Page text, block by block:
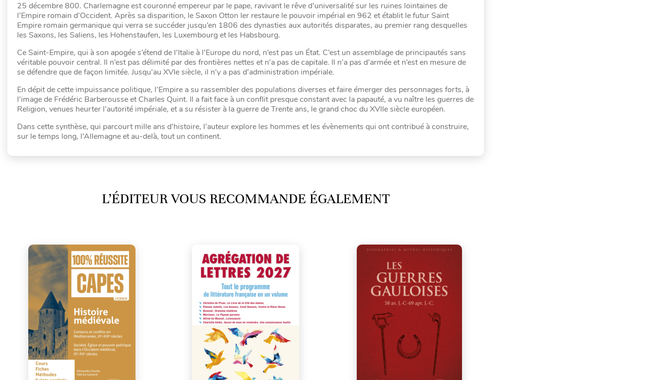
25 décembre 800. Charlemagne est couronné empereur par le pape, ravivant le rêve d’universalité sur les ruines lointaines de
l’Empire romain d’Occident. Après sa disparition, le Saxon Otton Ier restaure le pouvoir impérial en 962 et établit le futur Saint
Empire romain germanique qui verra se succéder jusqu’en 1806 des dynasties aux autorités disparates, au premier rang desquelles
les Saxons, les Saliens, les Hohenstaufen, les Luxembourg et les Habsbourg.
Ce Saint-Empire, qui à son apogée s’étend de l’Italie à l’Europe du nord, n’est pas un État. C’est un assemblage de principautés sans
véritable pouvoir central. Il n’est pas délimité par des frontières nettes et n’a pas de capitale. Il n’a pas d’armée et n’est en mesure de
se défendre que de façon limitée. Jusqu’au XVIe siècle, il n’y a pas d’administration impériale.
En dépit de cette impuissance politique, l’Empire a su rassembler des populations diverses et faire émerger des personnages forts, à
l’image de Frédéric Barberousse et Charles Quint. Il a fait face à un conflit presque constant avec la papauté, a vu naître les guerres de
Religion, venues heurter l’autorité impériale, et a su résister à la guerre de Trente ans, le grand choc du XVIIe siècle européen.
Dans cette synthèse, qui parcourt mille ans d’histoire, l’auteur explore les hommes et les évènements qui ont contribué à construire,
sur le temps long, l’Allemagne et au-delà, tout un continent.
L’ÉDITEUR VOUS RECOMMANDE ÉGALEMENT